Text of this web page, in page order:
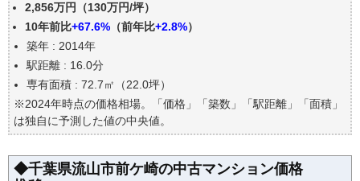
千葉県流山市前ケ崎の中古マンションの過去の売買
事例
公示地価はいくら
エリアの将来性を人口予想から検討しよう
自分の年収でいくらの不動産が買える？
2,856万円（130万円/坪）
10年前比+67.6% （前年比+2.8%）
築年 : 2014年
駅距離 : 16.0分
専有面積 : 72.7㎡（22.0坪）
※2024年時点の価格相場。「価格」「築数」「駅距離」「面積」
は独自に予測した値の中央値。
◆千葉県流山市前ケ崎の中古マンション価格